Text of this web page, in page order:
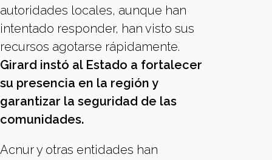
autoridades locales, aunque han
intentado responder, han visto sus
recursos agotarse rápidamente.
Girard instó al Estado a fortalecer
su presencia en la región y
garantizar la seguridad de las
comunidades.
Acnur y otras entidades han